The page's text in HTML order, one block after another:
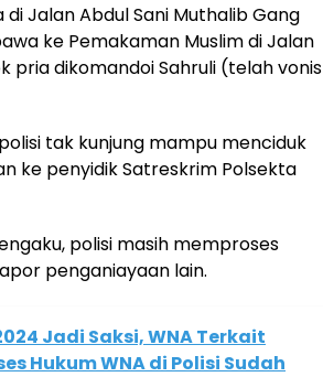
Jalan Abdul Sani Muthalib Gang
ke Pemakaman Muslim di Jalan
pria dikomandoi Sahruli (telah vonis
tak kunjung mampu menciduk
ke penyidik Satreskrim Polsekta
polisi masih memproses
penganiayaan lain.
Jadi Saksi, WNA Terkait
Hukum WNA di Polisi Sudah